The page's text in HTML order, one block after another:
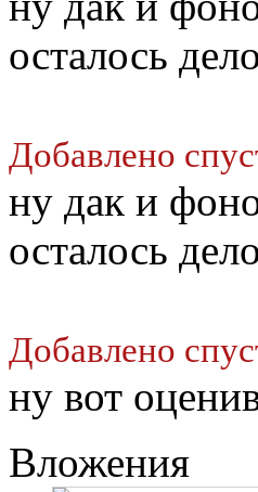
осталось
Добавлено
ну дак и
осталось
Добавлено
ну вот
Вложения